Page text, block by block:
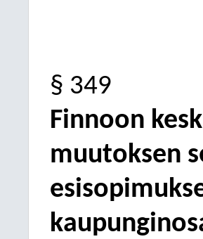
§ 349
Finnoon
muutoksen